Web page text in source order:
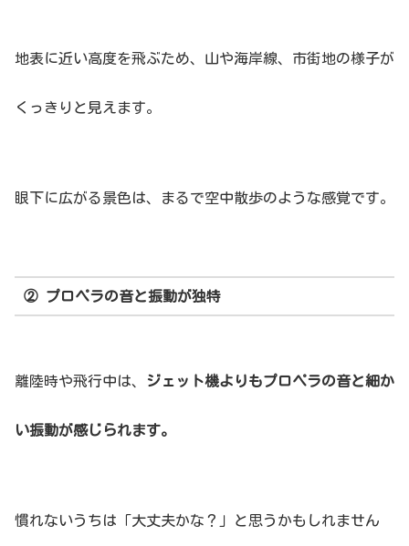
地表に近い高度を飛ぶため、山や海岸線、市街地の様子が
くっきりと見えます。
眼下に広がる景色は、まるで空中散歩のような感覚です。
② プロペラの音と振動が独特
離陸時や飛行中は、 ジェット機よりもプロペラの音と細か
い振動が感じられます。
慣れないうちは「大丈夫かな？」と思うかもしれません